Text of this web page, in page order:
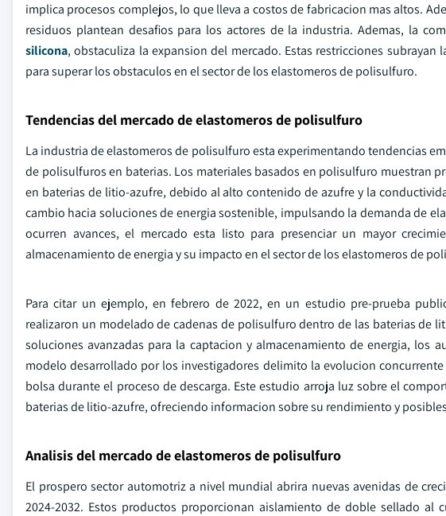
implica procesos complejos, lo que lleva a costos de fabricacion mas altos.
residuos plantean desafios para los actores de la industria. Ademas, la
silicona, obstaculiza la expansion del mercado. Estas restricciones
para superar los obstaculos en el sector de los elastomeros de polisulfuro.
Tendencias del mercado de elastomeros de polisulfuro
La industria de elastomeros de polisulfuro esta experimentando tendencias
de polisulfuros en baterias. Los materiales basados en polisulfuro muestran
en baterias de litio-azufre, debido al alto contenido de azufre y la
cambio hacia soluciones de energia sostenible, impulsando la demanda de
ocurren avances, el mercado esta listo para presenciar un mayor
almacenamiento de energia y su impacto en el sector de los elastomeros de
Para citar un ejemplo, en febrero de 2022, en un estudio pre-prueba
realizaron un modelado de cadenas de polisulfuro dentro de las baterias de
soluciones avanzadas para la captacion y almacenamiento de energia, los
modelo desarrollado por los investigadores delimito la evolucion
bolsa durante el proceso de descarga. Este estudio arroja luz sobre el
baterias de litio-azufre, ofreciendo informacion sobre su rendimiento y
Analisis del mercado de elastomeros de polisulfuro
El prospero sector automotriz a nivel mundial abrira nuevas avenidas de
2024-2032. Estos productos proporcionan aislamiento de doble sellado